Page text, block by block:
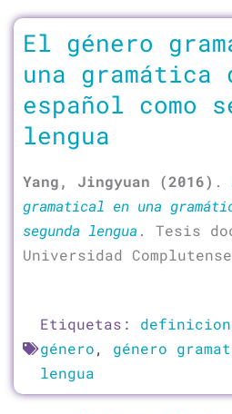
El género
una gramática
español como
lengua
Yang, Jingyuan (2016) .
gramatical en una
segunda lengua . Tesis
Universidad
Etiquetas:
género, género
lengua